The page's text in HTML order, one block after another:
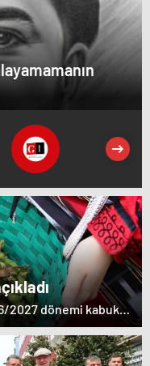
2027 dönemi kabuklu
kalite fındığın
fındığın kilogram